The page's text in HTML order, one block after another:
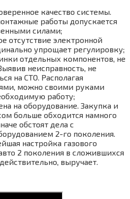
качество системы.
работы допускается
силами;
отсутствие электронной
упрощает регулировку;
отдельных компонентов, не
неисправность, не
на СТО. Располагая
можно своими руками
работу;
на оборудование. Закупка и
больше обходится намного
обстоят дела с
2-го поколения.
настройка газового
2 поколения в сложившихся
выручает.